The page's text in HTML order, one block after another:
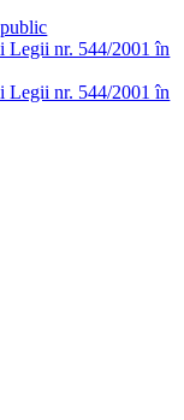
Legii nr. 544/2001 în
Legii nr. 544/2001 în